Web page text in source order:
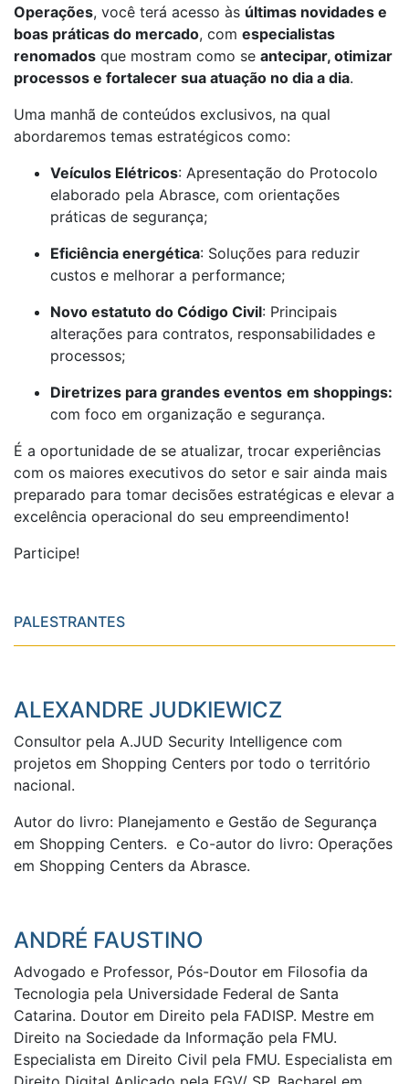
Operações, você terá acesso às últimas novidades e
boas práticas do mercado, com especialistas
renomados que mostram como se antecipar, otimizar
processos e fortalecer sua atuação no dia a dia.
Uma manhã de conteúdos exclusivos, na qual
abordaremos temas estratégicos como:
Veículos Elétricos: Apresentação do Protocolo
elaborado pela Abrasce, com orientações
práticas de segurança;
Eficiência energética: Soluções para reduzir
custos e melhorar a performance;
Novo estatuto do Código Civil: Principais
alterações para contratos, responsabilidades e
processos;
Diretrizes para grandes eventos em shoppings:
com foco em organização e segurança.
É a oportunidade de se atualizar, trocar experiências
com os maiores executivos do setor e sair ainda mais
preparado para tomar decisões estratégicas e elevar a
excelência operacional do seu empreendimento!
Participe!
PALESTRANTES
ALEXANDRE JUDKIEWICZ
Consultor pela A.JUD Security Intelligence com
projetos em Shopping Centers por todo o território
nacional.
Autor do livro: Planejamento e Gestão de Segurança
em Shopping Centers. e Co-autor do livro: Operações
em Shopping Centers da Abrasce.
ANDRÉ FAUSTINO
Advogado e Professor, Pós-Doutor em Filosofia da
Tecnologia pela Universidade Federal de Santa
Catarina. Doutor em Direito pela FADISP. Mestre em
Direito na Sociedade da Informação pela FMU.
Especialista em Direito Civil pela FMU. Especialista em